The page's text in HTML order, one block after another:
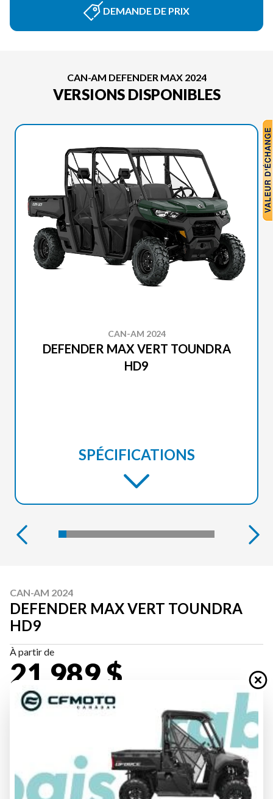
DEMANDE DE PRIX
CAN-AM DEFENDER MAX 2024
VERSIONS DISPONIBLES
CAN-AM 2024
DEFENDER MAX VERT TOUNDRA
HD9
SPÉCIFICATIONS
CAN-AM 2024
DEFENDER MAX VERT TOUNDRA
HD9
À partir de
21 989 $
Tous frais inclus
CALCULATRICE DE PAIEMENT